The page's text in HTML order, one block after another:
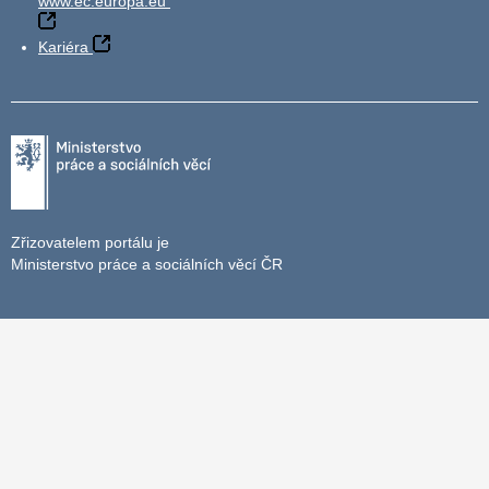
Kariéra
Zřizovatelem portálu je
Ministerstvo práce a sociálních věcí ČR